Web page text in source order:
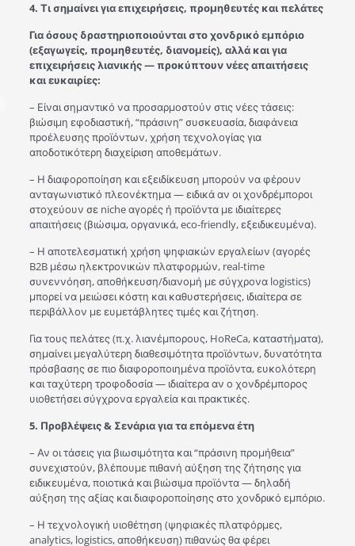
4. Τι σημαίνει για επιχειρήσεις, προμηθευτές και πελάτες
Για όσους δραστηριοποιούνται στο χονδρικό εμπόριο
(εξαγωγείς, προμηθευτές, διανομείς), αλλά και για
επιχειρήσεις λιανικής — προκύπτουν νέες απαιτήσεις
και ευκαιρίες:
– Είναι σημαντικό να προσαρμοστούν στις νέες τάσεις:
βιώσιμη εφοδιαστική, “πράσινη” συσκευασία, διαφάνεια
προέλευσης προϊόντων, χρήση τεχνολογίας για
αποδοτικότερη διαχείριση αποθεμάτων.
– Η διαφοροποίηση και εξειδίκευση μπορούν να φέρουν
ανταγωνιστικό πλεονέκτημα — ειδικά αν οι χονδρέμποροι
στοχεύουν σε niche αγορές ή προϊόντα με ιδιαίτερες
απαιτήσεις (βιώσιμα, οργανικά, eco-friendly, εξειδικευμένα).
– Η αποτελεσματική χρήση ψηφιακών εργαλείων (αγορές
B2B μέσω ηλεκτρονικών πλατφορμών, real-time
συνεννόηση, αποθήκευση/διανομή με σύγχρονα logistics)
μπορεί να μειώσει κόστη και καθυστερήσεις, ιδιαίτερα σε
περιβάλλον με ευμετάβλητες τιμές και ζήτηση.
Για τους πελάτες (π.χ. λιανέμπορους, HoReCa, καταστήματα),
σημαίνει μεγαλύτερη διαθεσιμότητα προϊόντων, δυνατότητα
πρόσβασης σε πιο διαφοροποιημένα προϊόντα, ευκολότερη
και ταχύτερη τροφοδοσία — ιδιαίτερα αν ο χονδρέμπορος
υιοθετήσει σύγχρονα εργαλεία και πρακτικές.
5. Προβλέψεις & Σενάρια για τα επόμενα έτη
– Αν οι τάσεις για βιωσιμότητα και “πράσινη προμήθεια”
συνεχιστούν, βλέπουμε πιθανή αύξηση της ζήτησης για
ειδικευμένα, ποιοτικά και βιώσιμα προϊόντα — δηλαδή
αύξηση της αξίας και διαφοροποίησης στο χονδρικό εμπόριο.
– Η τεχνολογική υιοθέτηση (ψηφιακές πλατφόρμες,
analytics, logistics, αποθήκευση) πιθανώς θα φέρει